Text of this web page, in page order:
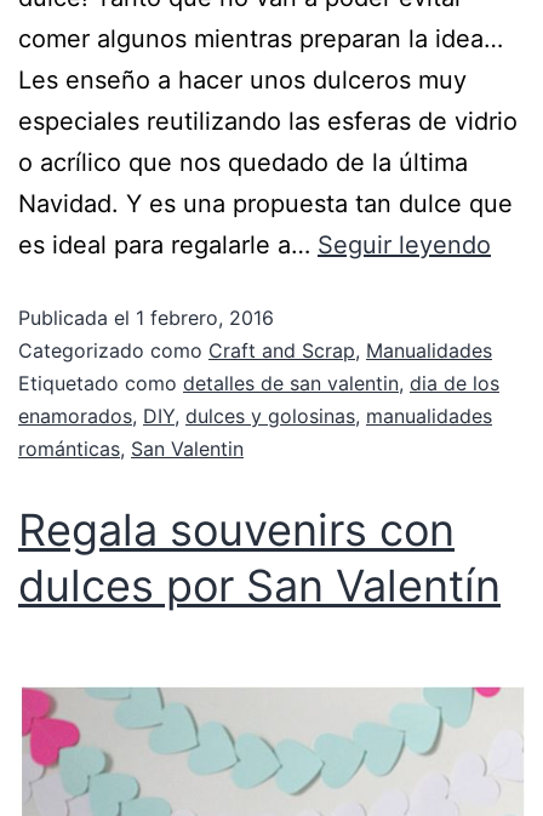
comer algunos mientras preparan la idea…
Les enseño a hacer unos dulceros muy
especiales reutilizando las esferas de vidrio
o acrílico que nos quedado de la última
Navidad. Y es una propuesta tan dulce que
es ideal para regalarle a… Seguir leyendo
Publicada el 1 febrero, 2016
Categorizado como Craft and Scrap, Manualidades
Etiquetado como detalles de san valentin, dia de los
enamorados, DIY, dulces y golosinas, manualidades
románticas, San Valentin
Regala souvenirs con
dulces por San Valentín